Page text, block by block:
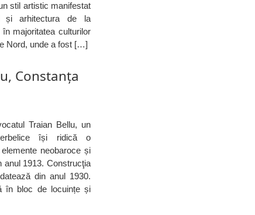
stil artistic manifestat
și arhitectura de la
majoritatea culturilor
Nord, unde a fost […]
Constanța
Traian Bellu, un
își ridică o
neobaroce și
anul 1913. Construcţia
din anul 1930.
în bloc de locuințe și